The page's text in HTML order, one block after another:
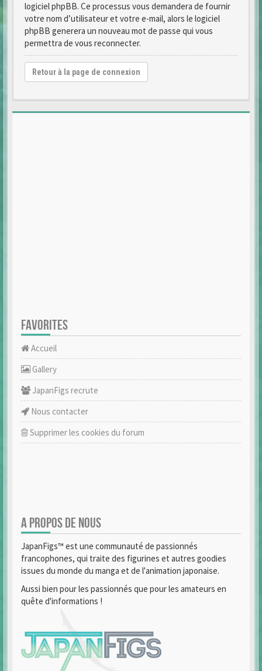
logiciel phpBB. Ce processus vous demandera de fournir
votre nom d’utilisateur et votre e-mail, alors le logiciel
phpBB generera un nouveau mot de passe qui vous
permettra de vous reconnecter.
Retour à la page de connexion
FAVORITES
Accueil
Gallery
JapanFigs recrute
Nous contacter
Supprimer les cookies du forum
A PROPOS DE NOUS
JapanFigs™ est une communauté de passionnés
francophones, qui traite des figurines et autres goodies
issues du monde du manga et de l'animation japonaise.
Aussi bien pour les passionnés que pour les amateurs en
quête d'informations !